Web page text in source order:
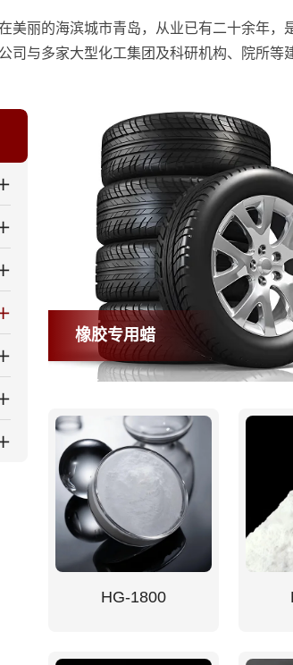
美丽的海滨城市青岛，从业已有二十余年
司与多家大型化工集团及科研机构、院所
橡胶专用蜡
HG-1800